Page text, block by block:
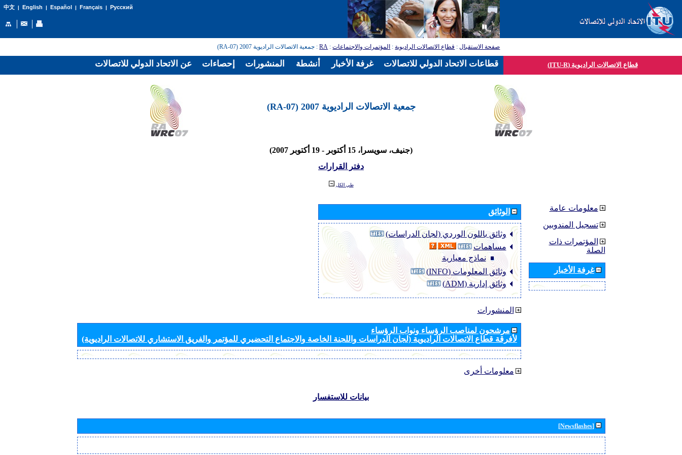
中文| English | Español | Français| Русский
صفحة الاستقبال: قطاع الاتصالات الراديوية: المؤتمرات والاجتماعات:
RA: جمعية الاتصالات الراديوية 2007 (RA-07)
قطاع الاتصالات الراديوية (ITU-R)
جمعية الاتصالات الراديوية 2007 (RA-07)
(جنيف، سويسرا، 15 أكتوبر - 19 أكتوبر 2007)
دفتر القرارات
طي الكل
الوثائق
وثائق باللون الوردي (لجان الدراسات)
مساهمات
نماذج معيارية
وثائق المعلومات (INFO)
وثائق إدارية (ADM)
المنشورات
مرشحون لمناصب الرؤساء ونواب الرؤساء
لأفرقة قطاع الاتصالات الراديوية (لجان الدراسات واللجنة الخاصة والاجتماع التحضيري للمؤتمر والفريق الاستشاري للاتصالات الراديوية)
معلومات أخرى
معلومات عامة
تسجيل المندوبين
المؤتمرات ذات
الصلة
غرفة الأخبار
بيانات للاستفسار
[Newsflashes]
عن الاتحاد الدولي للاتصالات إحصاءات المنشورات أنشطة غرفة الأخبار قطاعات الاتحاد الدولي للاتصالات